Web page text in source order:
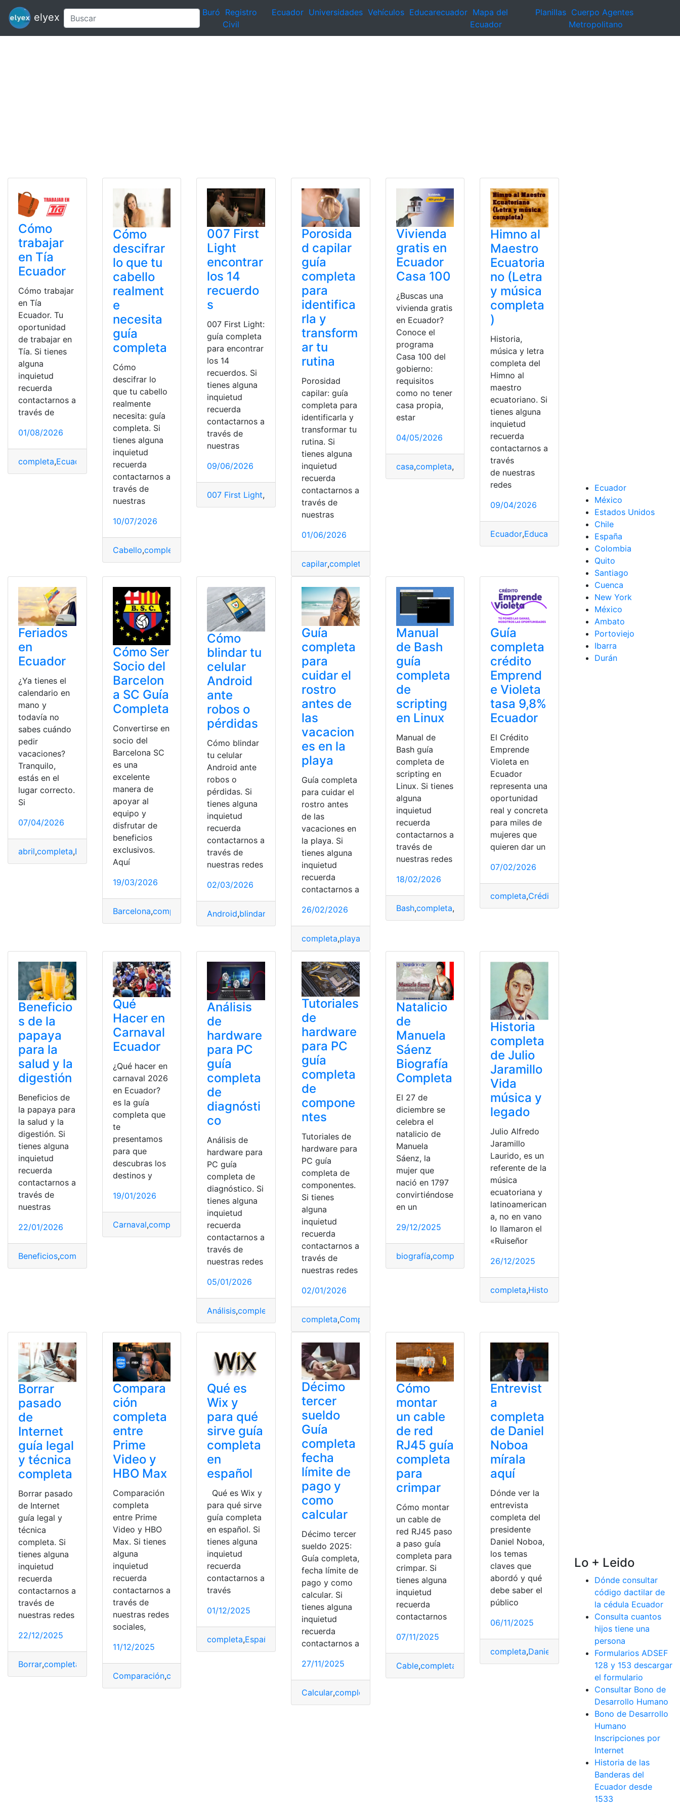
elyex Buró Registro
Civil
Ecuador Universidades Vehículos Educarecuador Mapa del
Ecuador
Planillas Cuerpo Agentes
Metropolitano
Cómo
trabajar
en Tía
Ecuador
Cómo trabajar
en Tía
Ecuador. Tu
oportunidad
de trabajar en
Tía. Si tienes
alguna
inquietud
recuerda
contactarnos a
través de
01/08/2026
completa,Ecuador Tía,trabajar
Cómo
descifrar
lo que tu
cabello
realment
e
necesita
guía
completa
Cómo
descifrar lo
que tu cabello
realmente
necesita: guía
completa. Si
tienes alguna
inquietud
recuerda
contactarnos a
través de
nuestras
10/07/2026
Cabello,completa realmente
007 First
Light
encontrar
los 14
recuerdo
s
007 First Light:
guía completa
para encontrar
los 14
recuerdos. Si
tienes alguna
inquietud
recuerda
contactarnos a
través de
nuestras
09/06/2026
007 First Light, 14 recuerdos,First,guía, Light
Porosida
d capilar
guía
completa
para
identifica
rla y
transform
ar tu
rutina
Porosidad
capilar: guía
completa para
identificarla y
transformar tu
rutina. Si
tienes alguna
inquietud
recuerda
contactarnos a
través de
nuestras
01/06/2026
capilar,completa Transformar
Vivienda
gratis en
Ecuador
Casa 100
¿Buscas una
vivienda gratis
en Ecuador?
Conoce el
programa
Casa 100 del
gobierno:
requisitos
como no tener
casa propia,
estar
04/05/2026
casa,completa, Gratis,guía
Himno al
Maestro
Ecuatoria
no (Letra
y música
completa
)
Historia,
música y letra
completa del
Himno al
maestro
ecuatoriano. Si
tienes alguna
inquietud
recuerda
contactarnos a
través
de nuestras
redes
09/04/2026
Ecuador,Educación Himnos,Maestros
Feriados
en
Ecuador
¿Ya tienes el
calendario en
mano y
todavía no
sabes cuándo
pedir
vacaciones?
Tranquilo,
estás en el
lugar correcto.
Si
07/04/2026
abril,completa,Ecuador Feriados
Cómo Ser
Socio del
Barcelon
a SC Guía
Completa
Convertirse en
socio del
Barcelona SC
es una
excelente
manera de
apoyar al
equipo y
disfrutar de
beneficios
exclusivos.
Aquí
19/03/2026
Barcelona,completa ,SC,Socio
Cómo
blindar tu
celular
Android
ante
robos o
pérdidas
Cómo blindar
tu celular
Android ante
robos o
pérdidas. Si
tienes alguna
inquietud
recuerda
contactarnos a
través de
nuestras redes
02/03/2026
Android,blindar completa,Perdidas
Guía
completa
para
cuidar el
rostro
antes de
las
vacacion
es en la
playa
Guía completa
para cuidar el
rostro antes
de las
vacaciones en
la playa. Si
tienes alguna
inquietud
recuerda
contactarnos a
26/02/2026
completa,playa
Manual
de Bash
guía
completa
de
scripting
en Linux
Manual de
Bash guía
completa de
scripting en
Linux. Si tienes
alguna
inquietud
recuerda
contactarnos a
través de
nuestras redes
18/02/2026
Bash,completa, Linux,Manual,scripting
Guía
completa
crédito
Emprend
e Violeta
tasa 9,8%
Ecuador
El Crédito
Emprende
Violeta en
Ecuador
representa una
oportunidad
real y concreta
para miles de
mujeres que
quieren dar un
07/02/2026
completa,Crédito
Beneficio
s de la
papaya
para la
salud y la
digestión
Beneficios de
la papaya para
la salud y la
digestión. Si
tienes alguna
inquietud
recuerda
contactarnos a
través de
nuestras
22/01/2026
Beneficios,completa
Qué
Hacer en
Carnaval
Ecuador
¿Qué hacer en
carnaval 2026
en Ecuador?
es la guía
completa que
te
presentamos
para que
descubras los
destinos y
19/01/2026
Carnaval,completa Ecuador
Análisis
de
hardware
para PC
guía
completa
de
diagnósti
co
Análisis de
hardware para
PC guía
completa de
diagnóstico. Si
tienes alguna
inquietud
recuerda
contactarnos a
través de
nuestras redes
05/01/2026
Análisis,completa
Tutoriales
de
hardware
para PC
guía
completa
de
compone
ntes
Tutoriales de
hardware para
PC guía
completa de
componentes.
Si tienes
alguna
inquietud
recuerda
contactarnos a
través de
nuestras redes
02/01/2026
completa,Componentes
Natalicio
de
Manuela
Sáenz
Biografía
Completa
El 27 de
diciembre se
celebra el
natalicio de
Manuela
Sáenz, la
mujer que
nació en 1797
convirtiéndose
en un
29/12/2025
biografía,completa Manuela,Natalicio
Historia
completa
de Julio
Jaramillo
Vida
música y
legado
Julio Alfredo
Jaramillo
Laurido, es un
referente de la
música
ecuatoriana y
latinoamerican
a, no en vano
lo llamaron el
«Ruiseñor
26/12/2025
completa,Historia
Borrar
pasado
de
Internet
guía legal
y técnica
completa
Borrar pasado
de Internet
guía legal y
técnica
completa. Si
tienes alguna
inquietud
recuerda
contactarnos a
través de
nuestras redes
22/12/2025
Borrar,completa Internet,Legal,Pasado,Técnica
Compara
ción
completa
entre
Prime
Video y
HBO Max
Comparación
completa
entre Prime
Video y HBO
Max. Si tienes
alguna
inquietud
recuerda
contactarnos a
través de
nuestras redes
sociales,
11/12/2025
Comparación,completa
Qué es
Wix y
para qué
sirve guía
completa
en
español
Qué es Wix y
para qué sirve
guía completa
en español. Si
tienes alguna
inquietud
recuerda
contactarnos a
través
01/12/2025
completa,Español
Décimo
tercer
sueldo
Guía
completa
fecha
límite de
pago y
como
calcular
Décimo tercer
sueldo 2025:
Guía completa,
fecha límite de
pago y como
calcular. Si
tienes alguna
inquietud
recuerda
contactarnos a
27/11/2025
Calcular,completa
Cómo
montar
un cable
de red
RJ45 guía
completa
para
crimpar
Cómo montar
un cable de
red RJ45 paso
a paso guía
completa para
crimpar. Si
tienes alguna
inquietud
recuerda
contactarnos
07/11/2025
Cable,completa crimpar,Montar,Red,RJ45
Entrevist
a
completa
de Daniel
Noboa
mírala
aquí
Dónde ver la
entrevista
completa del
presidente
Daniel Noboa,
los temas
claves que
abordó y qué
debe saber el
público
06/11/2025
completa,Daniel Daniel Noboa,Entrevista,Noboa
Ecuador
México
Estados Unidos
Chile
España
Colombia
Quito
Santiago
Cuenca
New York
México
Ambato
Portoviejo
Ibarra
Durán
Lo + Leido
Dónde consultar
código dactilar de
la cédula Ecuador
Consulta cuantos
hijos tiene una
persona
Formularios ADSEF
128 y 153 descargar
el formulario
Consultar Bono de
Desarrollo Humano
Bono de Desarrollo
Humano
Inscripciones por
Internet
Historia de las
Banderas del
Ecuador desde
1533